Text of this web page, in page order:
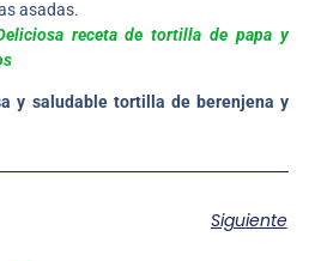
asadas.
receta de tortilla de papa y
y saludable tortilla de berenjena y
Siguiente